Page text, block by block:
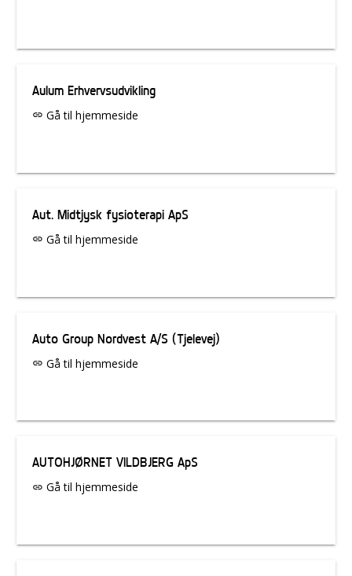
Aulum Erhvervsudvikling
link Gå til hjemmeside
Aut. Midtjysk fysioterapi ApS
link Gå til hjemmeside
Auto Group Nordvest A/S (Tjelevej)
link Gå til hjemmeside
AUTOHJØRNET VILDBJERG ApS
link Gå til hjemmeside